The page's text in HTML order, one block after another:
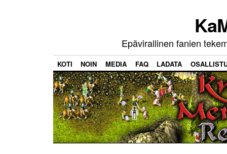
Epävirallinen fanien
KOTI NOIN MEDIA FAQ LADATA